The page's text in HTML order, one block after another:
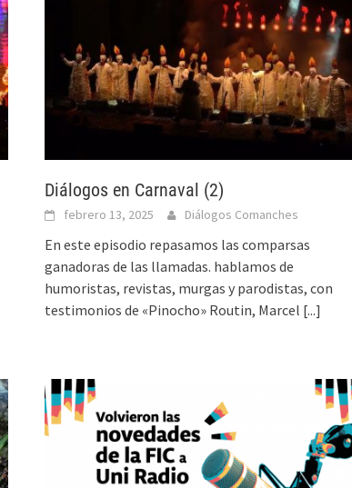
Diálogos en Carnaval (2)
febrero 13, 2025 Diálogos Comanches
En este episodio repasamos las comparsas
ganadoras de las llamadas. hablamos de
humoristas, revistas, murgas y parodistas, con
testimonios de «Pinocho» Routin, Marcel [...]